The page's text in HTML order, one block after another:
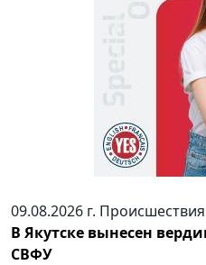
09.08.2026 г. Происшествия
В Якутске вынесен
СВФУ